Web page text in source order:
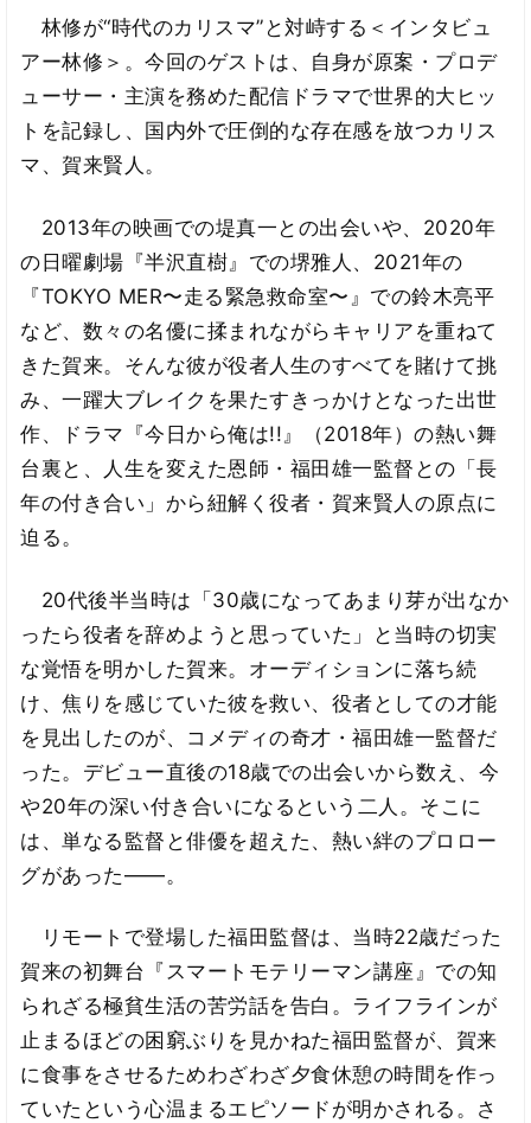
林修が“時代のカリスマ”と対峙する＜インタビュ
アー林修＞。今回のゲストは、自身が原案・プロデ
ューサー・主演を務めた配信ドラマで世界的大ヒッ
トを記録し、国内外で圧倒的な存在感を放つカリス
マ、賀来賢人。
2013年の映画での堤真一との出会いや、2020年
の日曜劇場『半沢直樹』での堺雅人、2021年の
『TOKYO MER〜走る緊急救命室〜』での鈴木亮平
など、数々の名優に揉まれながらキャリアを重ねて
きた賀来。そんな彼が役者人生のすべてを賭けて挑
み、一躍大ブレイクを果たすきっかけとなった出世
作、ドラマ『今日から俺は!!』（2018年）の熱い舞
台裏と、人生を変えた恩師・福田雄一監督との「長
年の付き合い」から紐解く役者・賀来賢人の原点に
迫る。
20代後半当時は「30歳になってあまり芽が出なか
ったら役者を辞めようと思っていた」と当時の切実
な覚悟を明かした賀来。オーディションに落ち続
け、焦りを感じていた彼を救い、役者としての才能
を見出したのが、コメディの奇才・福田雄一監督だ
った。デビュー直後の18歳での出会いから数え、今
や20年の深い付き合いになるという二人。そこに
は、単なる監督と俳優を超えた、熱い絆のプロロー
グがあった――。
リモートで登場した福田監督は、当時22歳だった
賀来の初舞台『スマートモテリーマン講座』での知
られざる極貧生活の苦労話を告白。ライフラインが
止まるほどの困窮ぶりを見かねた福田監督が、賀来
に食事をさせるためわざわざ夕食休憩の時間を作っ
ていたという心温まるエピソードが明かされる。さ